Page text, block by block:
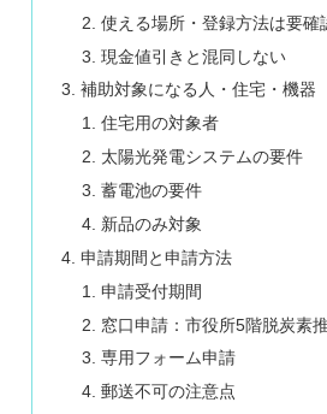
使える場所・登録方法は要確
現金値引きと混同しない
補助対象になる人・住宅・機器
住宅用の対象者
太陽光発電システムの要件
蓄電池の要件
新品のみ対象
申請期間と申請方法
申請受付期間
窓口申請：市役所5階脱炭素
専用フォーム申請
郵送不可の注意点